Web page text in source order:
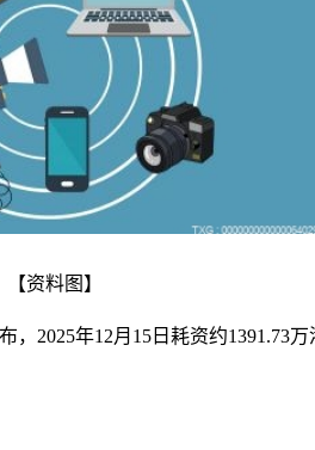
【资料图】
，2025年12月15日耗资约1391.73